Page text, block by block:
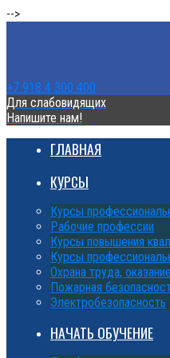
-->
+7 918 4 300 400
Для слабовидящих
Напишите нам!
ГЛАВНАЯ
КУРСЫ
Курсы
Рабочие профессии
Курсы повышения
Курсы
Охрана труда,
Пожарная
Электробезопасность
НАЧАТЬ ОБУЧЕНИЕ